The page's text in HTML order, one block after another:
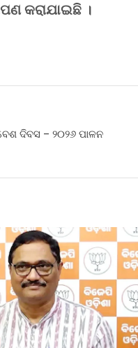
କରାଯାଇଛି ।
ଦିବସ – ୨୦୨୬ ପାଳନ